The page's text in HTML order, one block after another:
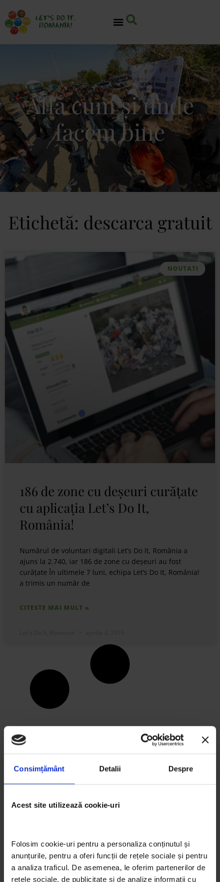
Consimțământ Detalii Despre
Acest site utilizează cookie-uri
Folosim cookie-uri pentru a personaliza conținutul și
anunțurile, pentru a oferi funcții de rețele sociale și pentru
a analiza traficul. De asemenea, le oferim partenerilor de
rețele sociale, de publicitate și de analize informații cu
Află cum și unde
facem bine
Etichetă: descarca gratuit
NOUTATI
186 de zone cu deșeuri curățate
cu aplicația Let’s Do It,
România!
Numărul de voluntari digitali Let’s Do It, România a
ajuns la 2.740, iar 186 de zone cu deșeuri au fost
curățate În ultimele 7 luni, echipa Let’s Do It, România!
a trimis un număr de
CITESTE MAI MULT »
ARTICOLE RECENTE
Arta eco prin ochii elevilor: 3 proiecte semifinaliste